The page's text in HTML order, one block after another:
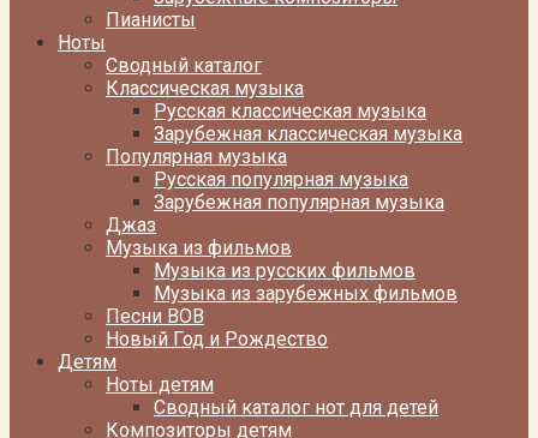
Пианисты
Ноты
Сводный каталог
Классическая музыка
Русская классическая музыка
Зарубежная классическая музыка
Популярная музыка
Русская популярная музыка
Зарубежная популярная музыка
Джаз
Музыка из фильмов
Музыка из русских фильмов
Музыка из зарубежных фильмов
Песни ВОВ
Новый Год и Рождество
Детям
Ноты детям
Сводный каталог нот для детей
Композиторы детям